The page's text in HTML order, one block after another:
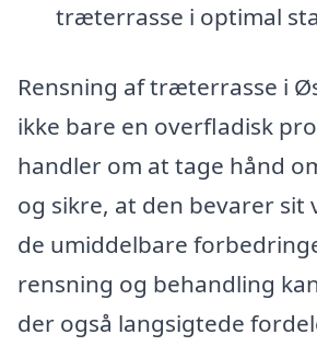
træterrasse i optimal
Rensning af træterrasse i
ikke bare en overfladisk
handler om at tage hånd
og sikre, at den bevarer
de umiddelbare
rensning og behandling
der også langsigtede